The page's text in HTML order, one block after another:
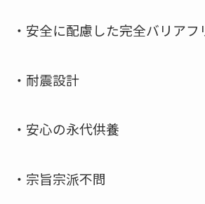
・安全に配慮した完全バリアフ
・耐震設計
・安心の永代供養
・宗旨宗派不問